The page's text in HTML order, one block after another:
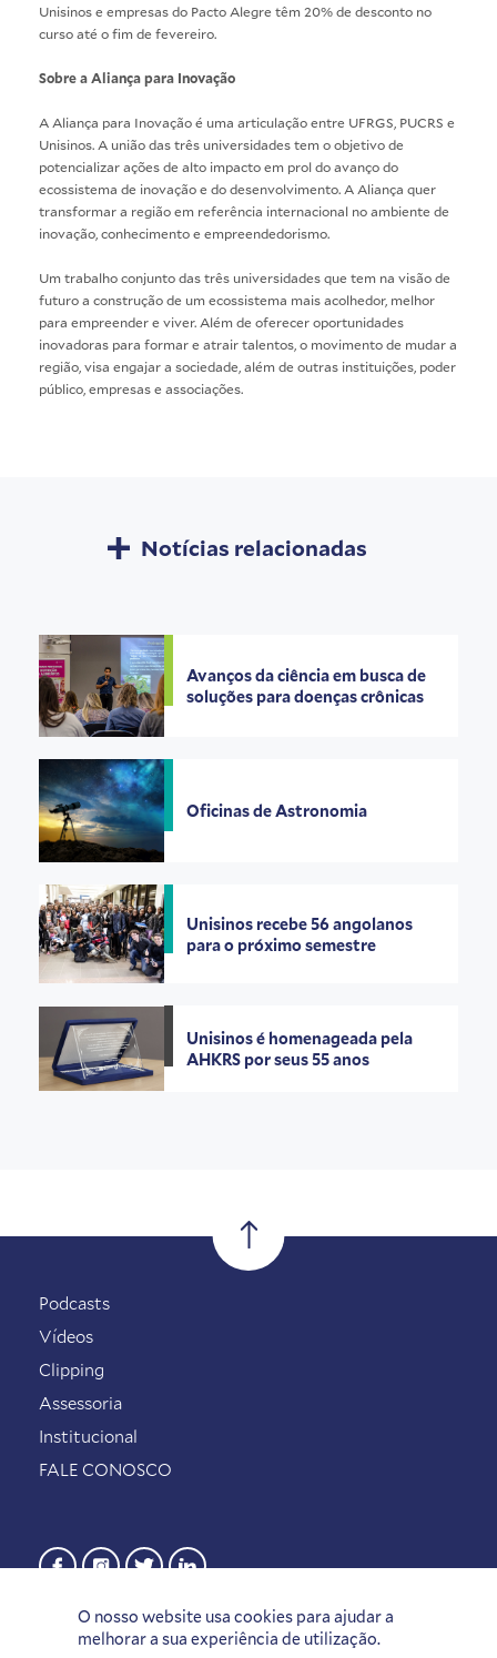
Unisinos e empresas do Pacto Alegre têm 20% de desconto no
curso até o fim de fevereiro.
Sobre a Aliança para Inovação
A Aliança para Inovação é uma articulação entre UFRGS, PUCRS e
Unisinos. A união das três universidades tem o objetivo de
potencializar ações de alto impacto em prol do avanço do
ecossistema de inovação e do desenvolvimento. A Aliança quer
transformar a região em referência internacional no ambiente de
inovação, conhecimento e empreendedorismo.
Um trabalho conjunto das três universidades que tem na visão de
futuro a construção de um ecossistema mais acolhedor, melhor
para empreender e viver. Além de oferecer oportunidades
inovadoras para formar e atrair talentos, o movimento de mudar a
região, visa engajar a sociedade, além de outras instituições, poder
público, empresas e associações.
Notícias relacionadas
Avanços da ciência em busca de
soluções para doenças crônicas
Oficinas de Astronomia
Unisinos recebe 56 angolanos
para o próximo semestre
Unisinos é homenageada pela
AHKRS por seus 55 anos
O nosso website usa cookies para ajudar a
melhorar a sua experiência de utilização.
Podcasts
Vídeos
Clipping
Assessoria
Institucional
FALE CONOSCO